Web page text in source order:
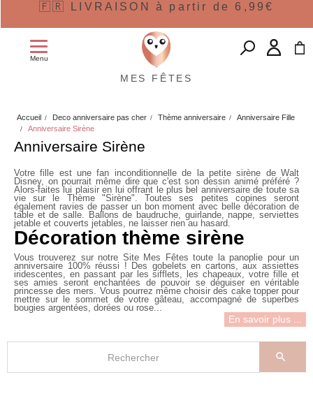
🇫🇷 LIVRAISON à partir de 6,99€
Menu
MES FÊTES
Accueil Deco anniversaire pas cher Thème anniversaire
Anniversaire Fille
Anniversaire Sirène
Anniversaire Sirène
Votre fille est une fan inconditionnelle de la petite sirène de Walt
Disney, on pourrait même dire que c'est son dessin animé préféré ?
Alors-faites lui plaisir en lui offrant le plus bel anniversaire de toute sa
vie sur le Thème "Sirène". Toutes ses petites copines seront
également ravies de passer un bon moment avec belle décoration de
table et de salle. Ballons de baudruche, guirlande, nappe, serviettes
jetable et couverts jetables, ne laisser rien au hasard.
Décoration thème sirène
Vous trouverez sur notre Site Mes Fêtes toute la panoplie pour un
anniversaire 100% réussi ! Des gobelets en cartons, aux assiettes
iridescentes, en passant par les sifflets, les chapeaux, votre fille et
ses amies seront enchantées de pouvoir se déguiser en véritable
princesse des mers. Vous pourrez même choisir des cake topper pour
mettre sur le sommet de votre gâteau, accompagné de superbes
bougies argentées, dorées ou rose...
En savoir plus ...
